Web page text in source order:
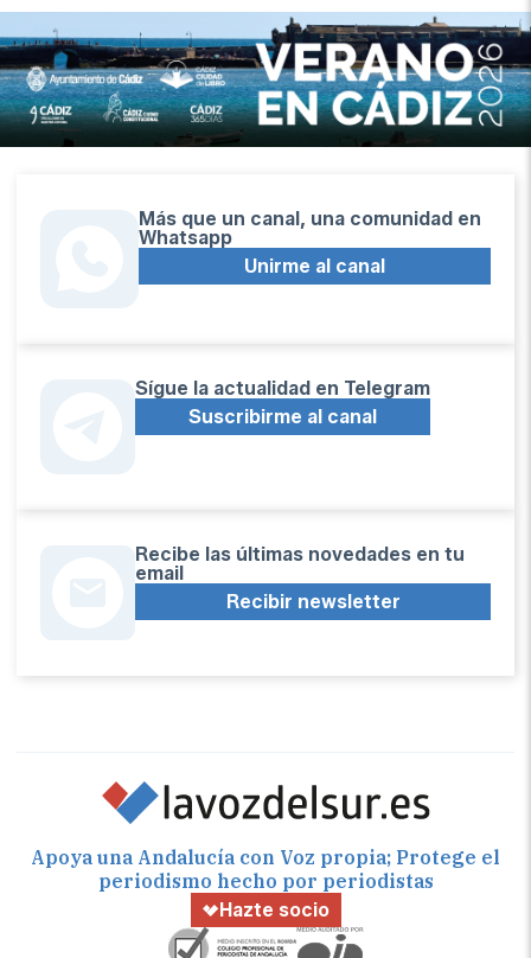
Más que un canal, una comunidad en
Whatsapp
Unirme al canal
Sígue la actualidad en Telegram
Suscribirme al canal
Recibe las últimas novedades en tu
email
Recibir newsletter
Apoya una Andalucía con Voz propia; Protege el
periodismo hecho por periodistas
Hazte socio